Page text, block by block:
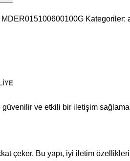
MDER015100600100G Kategoriler:
ve etkili bir iletişim
çeker. Bu yapı, iyi iletim